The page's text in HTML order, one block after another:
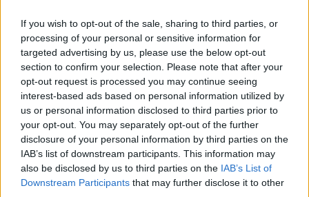
If you wish to opt-out of the sale, sharing to third parties, or
processing of your personal or sensitive information for
targeted advertising by us, please use the below opt-out
section to confirm your selection. Please note that after your
opt-out request is processed you may continue seeing
interest-based ads based on personal information utilized by
us or personal information disclosed to third parties prior to
your opt-out. You may separately opt-out of the further
disclosure of your personal information by third parties on the
IAB’s list of downstream participants. This information may
also be disclosed by us to third parties on the IAB’s List of
Downstream Participants that may further disclose it to other
06/08/2026
Η FIVB σχεδιάζει να διοργανώσει το Παγκόσμιο
Πρωτάθλημα τον Δεκέμβριο – Αντιδρούν οι σύλλογοι
06/08/2026
Έτοιμη για… υψηλές πτήσεις η Μπενφίκα του Ψάρρα
με τον «Ιπτάμενο Ολλανδό» Βίλτενμπουργκ
05/08/2026